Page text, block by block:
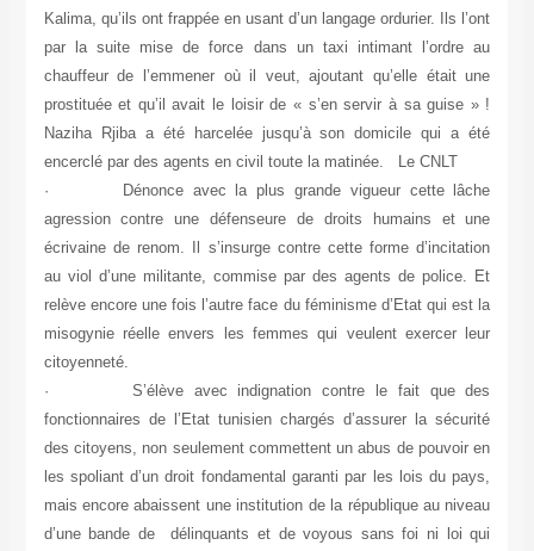
Kalima, qu’ils ont frappée en usant d’un langage ordurier. Ils l’ont
par la suite mise de force dans un taxi intimant l’ordre au
chauffeur de l’emmener où il veut, ajoutant qu’elle était une
prostituée et qu’il avait le loisir de « s’en servir à sa guise » !
Naziha Rjiba a été harcelée jusqu’à son domicile qui a été
encerclé par des agents en civil toute la matinée. Le CNLT
· Dénonce avec la plus grande vigueur cette lâche
agression contre une défenseure de droits humains et une
écrivaine de renom. Il s’insurge contre cette forme d’incitation
au viol d’une militante, commise par des agents de police. Et
relève encore une fois l’autre face du féminisme d’Etat qui est la
misogynie réelle envers les femmes qui veulent exercer leur
citoyenneté.
· S’élève avec indignation contre le fait que des
fonctionnaires de l’Etat tunisien chargés d’assurer la sécurité
des citoyens, non seulement commettent un abus de pouvoir en
les spoliant d’un droit fondamental garanti par les lois du pays,
mais encore abaissent une institution de la république au niveau
d’une bande de délinquants et de voyous sans foi ni loi qui